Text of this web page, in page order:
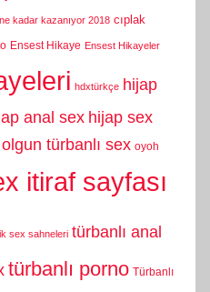
kadar kazanıyor 2018 cıplak
Ensest Hikaye Ensest Hikayeler
hdxtürkçe hijap
anal sex hijap sex
olgun türbanlı sex oyoh
itiraf sayfası
sex sahneleri türbanlı anal
türbanlı porno Türbanlı